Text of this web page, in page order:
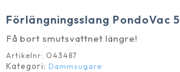
Förlängningsslang PondoVac 5
Få bort smutsvattnet längre!
Artikelnr: O43487
Kategori: Dammsugare